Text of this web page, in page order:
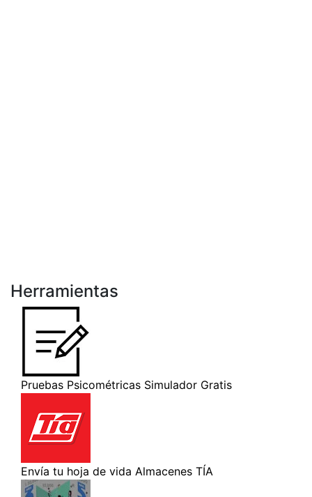
Herramientas